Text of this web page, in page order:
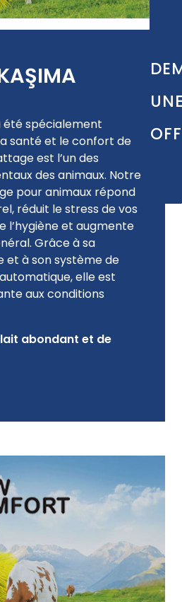
été spécialement
santé et le confort de
est l’un des
des animaux. Notre
pour animaux répond
réduit le stress de vos
l’hygiène et augmente
Grâce à sa
à son système de
elle est
aux conditions
abondant et de